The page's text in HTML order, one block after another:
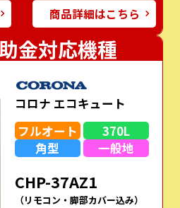
商品詳細はこちら
金対応機種
コロナ エコキュート
フルオート
370L
角型
一般地
CHP-37AZ1
（リモコン・脚部カバー込み）